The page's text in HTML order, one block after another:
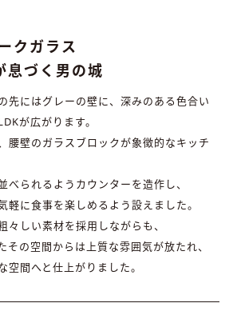
クガラス
息づく男の城
先にはグレーの壁に、深みのある色合い
が広がります。
腰壁のガラスブロックが象徴的なキッチ
べられるようカウンターを造作し、
軽に食事を楽しめるよう設えました。
々しい素材を採用しながらも、
その空間からは上質な雰囲気が放たれ、
空間へと仕上がりました。